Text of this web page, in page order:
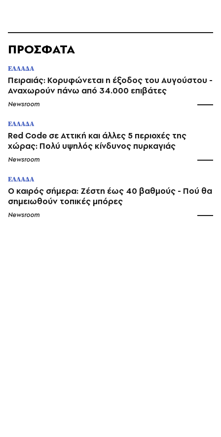
ΠΡΟΣΦΑΤΑ
ΕΛΛΑΔΑ
Πειραιάς: Κορυφώνεται η έξοδος του Αυγούστου -
Αναχωρούν πάνω από 34.000 επιβάτες
Newsroom
ΕΛΛΑΔΑ
Red Code σε Αττική και άλλες 5 περιοχές της
χώρας: Πολύ υψηλός κίνδυνος πυρκαγιάς
Newsroom
ΕΛΛΑΔΑ
O καιρός σήμερα: Ζέστη έως 40 βαθμούς - Πού θα
σημειωθούν τοπικές μπόρες
Newsroom